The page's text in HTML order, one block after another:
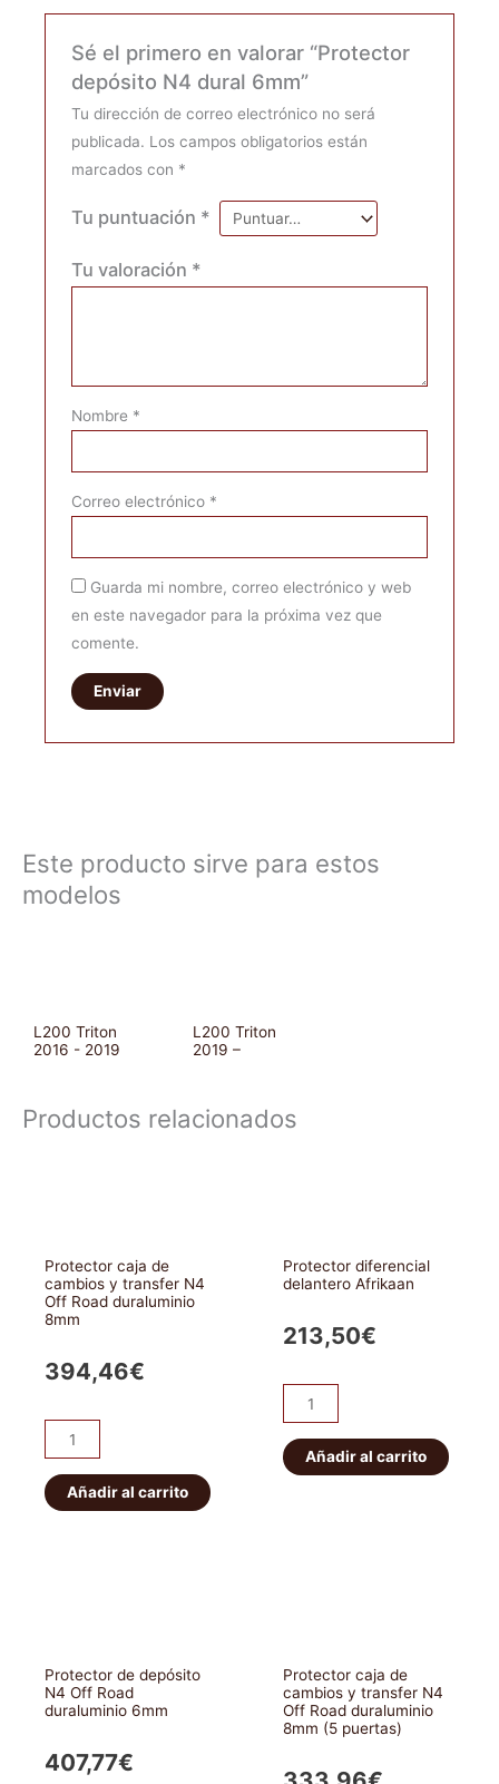
Sé el primero en valorar “Protector
depósito N4 dural 6mm”
Tu dirección de correo electrónico no será
publicada. Los campos obligatorios están
marcados con *
Tu puntuación *
Tu valoración *
Nombre *
Correo electrónico *
Guarda mi nombre, correo electrónico y web
en este navegador para la próxima vez que
comente.
Este producto sirve para estos
modelos
L200 Triton
2016 - 2019
L200 Triton
2019 –
Productos relacionados
Protector caja de
cambios y transfer N4
Off Road duraluminio
8mm
394,46€
Protector
caja
de
cambios
duraluminio
8mm
Añadir al carrito
Protector diferencial
delantero Afrikaan
213,50€
Protector
diferencial
delantero
Afrikaan
Añadir al carrito
Protector de depósito
N4 Off Road
duraluminio 6mm
407,77€
Protector caja de
cambios y transfer N4
Off Road duraluminio
8mm (5 puertas)